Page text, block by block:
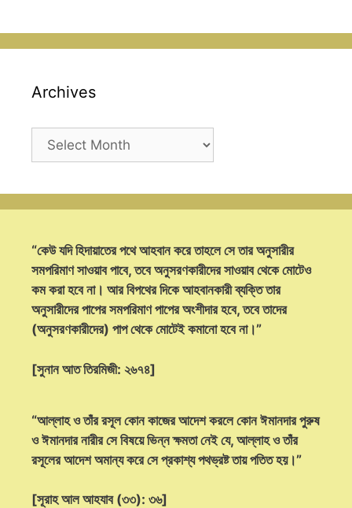
Archives
Archives
“কেউ যদি হিদায়াতের পথে আহবান করে তাহলে সে তার অনুসারীর
সমপরিমাণ সাওয়াব পাবে, তবে অনুসরণকারীদের সাওয়াব থেকে মোটেও
কম করা হবে না। আর বিপথের দিকে আহবানকারী ব্যক্তি তার
অনুসারীদের পাপের সমপরিমাণ পাপের অংশীদার হবে, তবে তাদের
(অনুসরণকারীদের) পাপ থেকে মোটেই কমানো হবে না।”
[সুনান আত তিরমিজী: ২৬৭৪]
“আল্লাহ ও তাঁর রসূল কোন কাজের আদেশ করলে কোন ঈমানদার পুরুষ
ও ঈমানদার নারীর সে বিষয়ে ভিন্ন ক্ষমতা নেই যে, আল্লাহ ও তাঁর
রসূলের আদেশ অমান্য করে সে প্রকাশ্য পথভ্রষ্ট তায় পতিত হয়।”
[সূরাহ আল আহযাব (৩৩): ৩৬]